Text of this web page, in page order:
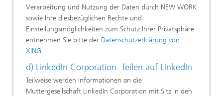
Verarbeitung und Nutzung der Daten durch NEW WORK
sowie Ihre diesbezüglichen Rechte und
Einstellungsmöglichkeiten zum Schutz Ihrer Privatsphäre
entnehmen Sie bitte der Datenschutzerklärung von
XING.
d) LinkedIn Corporation: Teilen auf LinkedIn
Teilweise werden Informationen an die
Muttergesellschaft LinkedIn Corporation mit Sitz in den